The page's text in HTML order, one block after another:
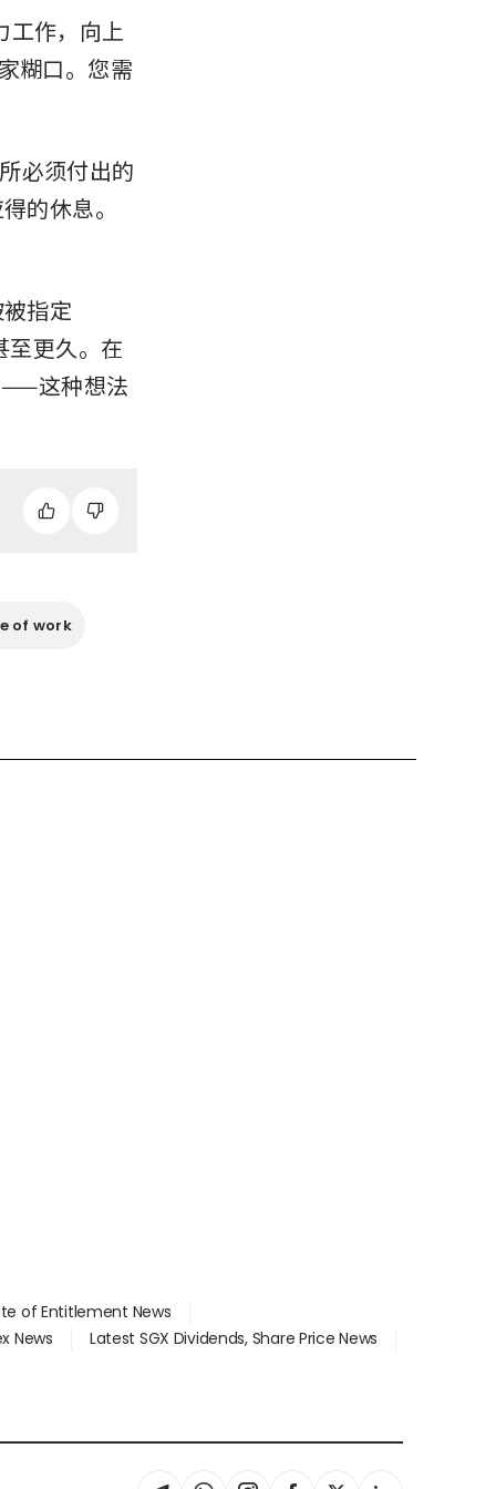
工作，向上
糊口。您需
必须付出的
的休息。
指定
更久。在
——这种想法
of work
of Entitlement News
News
Latest SGX Dividends, Share Price News